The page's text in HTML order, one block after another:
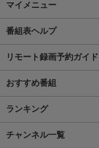
マイメニュー
番組表ヘルプ
リモート録画予約ガイド
おすすめ番組
ランキング
チャンネル一覧